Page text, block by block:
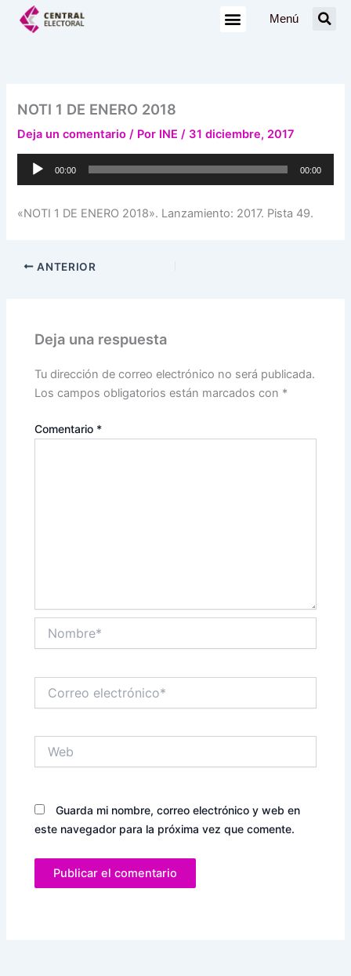
Menú
NOTI 1 DE ENERO 2018
Deja un comentario / Por INE/ 31 diciembre, 2017
Reproductor
00:00 00:00
«NOTI 1 DE ENERO 2018». Lanzamiento: 2017. Pista 49.
ANTERIOR
Deja una respuesta
Tu dirección de correo electrónico no será publicada.
Los campos obligatorios están marcados con *
Comentario *
electrónico*
Guarda mi nombre, correo electrónico y web en
este navegador para la próxima vez que comente.